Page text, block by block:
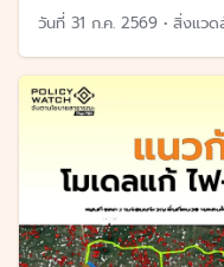
วันที่ 31 ก.ค. 2569 • สิ่งแวด